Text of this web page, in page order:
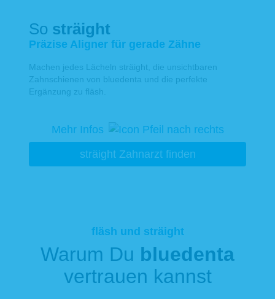
So sträight
Präzise Aligner für gerade Zähne
Machen jedes Lächeln sträight, die unsichtbaren
Zahnschienen von bluedenta und die perfekte
Ergänzung zu fläsh.
Mehr Infos
sträight Zahnarzt finden
fläsh und sträight
Warum Du bluedenta
vertrauen kannst